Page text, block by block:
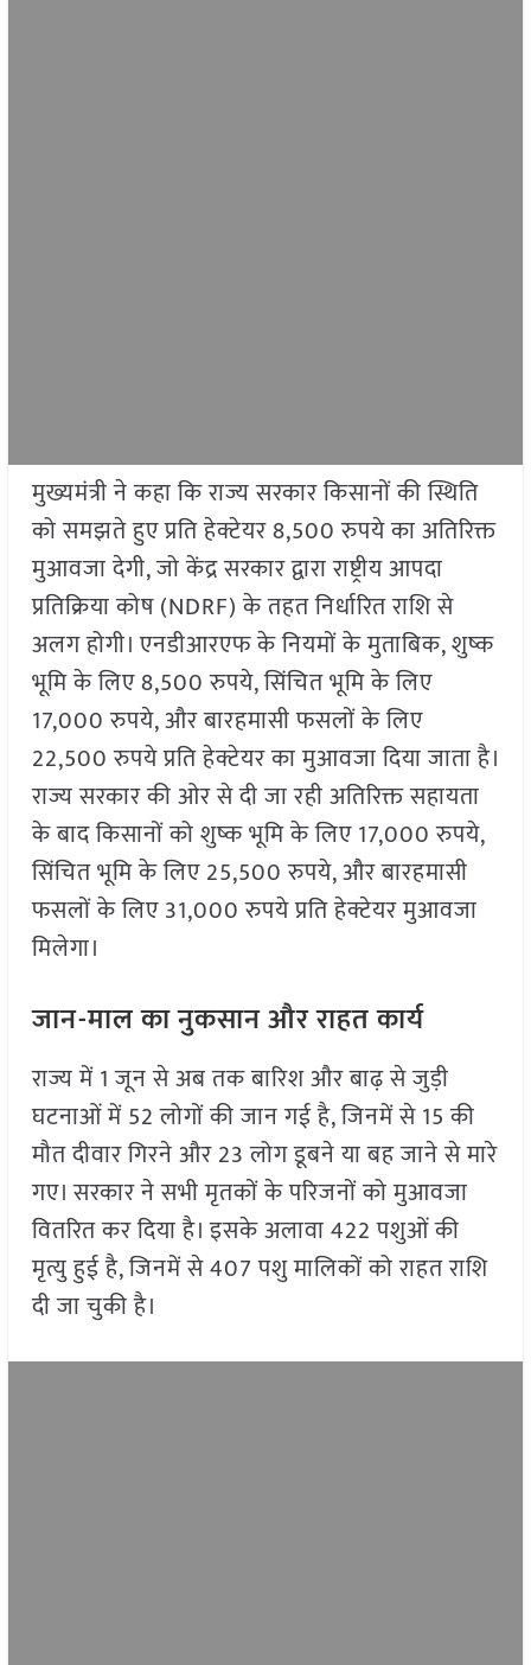
मुख्यमंत्री ने कहा कि राज्य सरकार किसानों की स्थिति
को समझते हुए प्रति हेक्टेयर 8,500 रुपये का अतिरिक्त
मुआवजा देगी, जो केंद्र सरकार द्वारा राष्ट्रीय आपदा
प्रतिक्रिया कोष (NDRF) के तहत निर्धारित राशि से
अलग होगी। एनडीआरएफ के नियमों के मुताबिक, शुष्क
भूमि के लिए 8,500 रुपये, सिंचित भूमि के लिए
17,000 रुपये, और बारहमासी फसलों के लिए
22,500 रुपये प्रति हेक्टेयर का मुआवजा दिया जाता है।
राज्य सरकार की ओर से दी जा रही अतिरिक्त सहायता
के बाद किसानों को शुष्क भूमि के लिए 17,000 रुपये,
सिंचित भूमि के लिए 25,500 रुपये, और बारहमासी
फसलों के लिए 31,000 रुपये प्रति हेक्टेयर मुआवजा
मिलेगा।
जान-माल का नुकसान और राहत कार्य
राज्य में 1 जून से अब तक बारिश और बाढ़ से जुड़ी
घटनाओं में 52 लोगों की जान गई है, जिनमें से 15 की
मौत दीवार गिरने और 23 लोग डूबने या बह जाने से मारे
गए। सरकार ने सभी मृतकों के परिजनों को मुआवजा
वितरित कर दिया है। इसके अलावा 422 पशुओं की
मृत्यु हुई है, जिनमें से 407 पशु मालिकों को राहत राशि
दी जा चुकी है।